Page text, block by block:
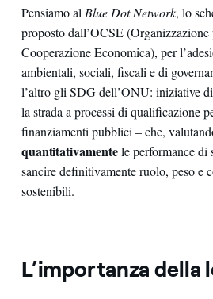
Pensiamo al Blue Dot Network, lo
proposto dall’OCSE
Cooperazione Economica), per
ambientali, sociali, fiscali e di
l’altro gli SDG dell’ONU: iniziative
la strada a processi di qualificazione
finanziamenti pubblici – che,
quantitativamentele performance di
sancire definitivamente ruolo, peso e
sostenibili.
L’importanza della